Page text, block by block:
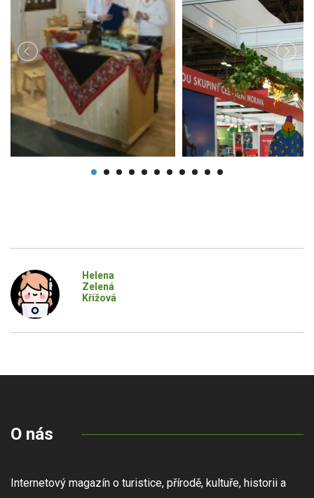
Helena
Zelená
Křížová
O nás
Internetový magazín o turistice, přírodě, kultuře, historii a